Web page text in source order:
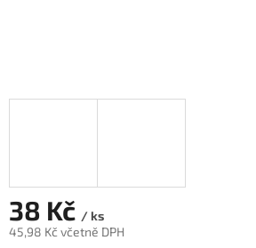
38 Kč / ks
45,98 Kč včetně DPH